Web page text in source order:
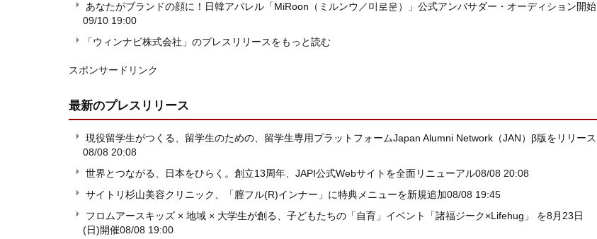
あなたがブランドの顔に！日韓アパレル「MiRoon（ミルンウ／미로운）」公式アンバサダー・オーディション開始
09/10 19:00
「ウィンナビ株式会社」のプレスリリースをもっと読む
スポンサードリンク
最新のプレスリリース
現役留学生がつくる、留学生のための、留学生専用プラットフォームJapan Alumni Network（JAN）β版をリリース
08/08 20:08
世界とつながる、日本をひらく。創立13周年、JAPI公式Webサイトを全面リニューアル08/08 20:08
サイトリ杉山美容クリニック、「膣フル(R)インナー」に特典メニューを新規追加08/08 19:45
フロムアースキッズ × 地域 × 大学生が創る、子どもたちの「自育」イベント「諸福ジーク×Lifehug」 を8月23日
(日)開催08/08 19:00